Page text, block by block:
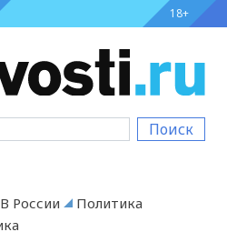
18+
Поиск
В России
Политика